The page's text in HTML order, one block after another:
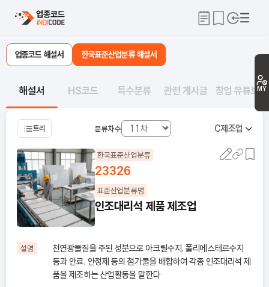
MY
업종코드 해설서 한국표준산업분류 해설서
해설서 HS코드 특수분류 관련 게시글 창업 유튜브
트리 분류차수 C제조업
한국표준산업분류
23326
표준산업분류명
인조대리석 제품 제조업
설명
천연광물질을 주된 성분으로 아크릴수지, 폴리에스테르수지
등과 안료, 안정제 등의 첨가물을 배합하여 각종 인조대리석 제
품을 제조하는 산업활동을 말한다·